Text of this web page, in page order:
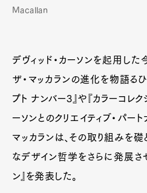
Macallan
デヴィッド・カーソンを起用した
ザ・マッカランの進化を物語る
プト ナンバー3』や『カラーコレ
ーソンとのクリエイティブ・パー
マッカランは、その取り組みを
なデザイン哲学をさらに発展さ
ン』を発表した。